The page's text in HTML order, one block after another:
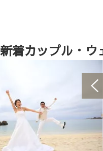
新着カップル・ウ